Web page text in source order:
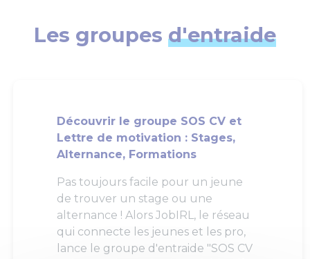
Les groupes d'entraide
Découvrir le groupe SOS CV et
Lettre de motivation : Stages,
Alternance, Formations
Pas toujours facile pour un jeune
de trouver un stage ou une
alternance ! Alors JobIRL, le réseau
qui connecte les jeunes et les pro,
lance le groupe d'entraide "SOS CV